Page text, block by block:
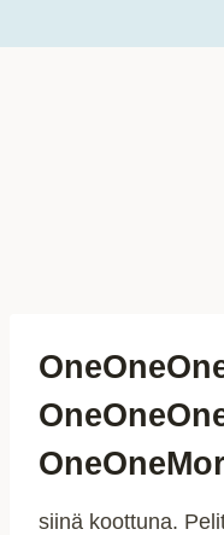
siinä koottuna.